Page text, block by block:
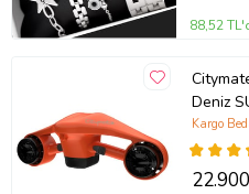
88,52
Deniz
Hediyeli
Kargo
22.900